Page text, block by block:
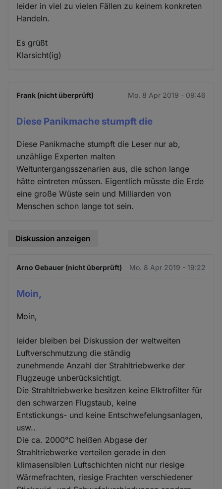
leider in viel zu vielen Fällen zu keinem konkreten
Handeln.
Es grüßt
Klarsicht(ig)
Frank (nicht überprüft) Mo. 8 Apr 2019 - 09:46
Diese Panikmache stumpft die
Diese Panikmache stumpft die Leser nur ab,
unzählige Experten malten
Weltuntergangsszenarien aus, die schon lange
hätte eintreten müssen. Eigentlich müsste die Erde
eine große Wüste sein und Milliarden von
Menschen schon lange tot sein.
Diskussion anzeigen
Arno Gebauer (nicht überprüft) Mo. 8 Apr 2019 - 19:22
Moin,
Moin,
leider bleiben bei Diskussion der weltweiten
Luftverschmutzung die ständig
zunehmende Anzahl der Strahltriebwerke der
Flugzeuge unberücksichtigt.
Die Strahltriebwerke besitzen keine Elktrofilter für
den schwarzen Flugstaub, keine
Entstickungs- und keine Entschwefelungsanlagen,
usw..
Die ca. 2000°C heißen Abgase der
Strahltriebwerke verteilen gerade in den
klimasensiblen Luftschichten nicht nur riesige
Wärmefrachten, riesige Frachten verschiedener